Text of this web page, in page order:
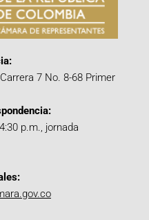
7 No. 8-68 Primer
p.m., jornada